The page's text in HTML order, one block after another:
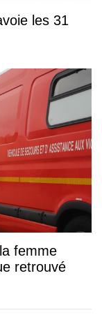
les 31
femme
retrouvé